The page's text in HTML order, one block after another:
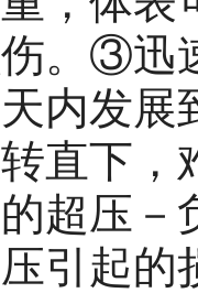
。③迅
内发
直下，
超压
引起的